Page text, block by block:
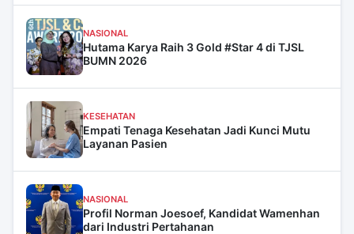
NASIONAL
Hutama Karya Raih 3 Gold #Star 4 di TJSL
BUMN 2026
KESEHATAN
Empati Tenaga Kesehatan Jadi Kunci Mutu
Layanan Pasien
NASIONAL
Profil Norman Joesoef, Kandidat Wamenhan
dari Industri Pertahanan